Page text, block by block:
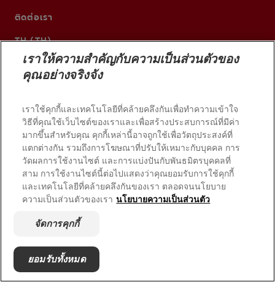
ติดต่อเรา
TH (TH)
© 2026 บริษัท คอลเกต-ปาล์มโอลีฟ สงวนลิขสิทธิ์
เงื่อนไขการใช้งาน
จัดการสิทธิ์ข้อมูลของฉัน
จัดการคุกกี้
เราให้ความสำคัญกับความเป็นส่วนตัวของ
คุณอย่างจริงจัง
เราใช้คุกกี้และเทคโนโลยีที่คล้ายคลึงกันเพื่อทำความเข้าใจ
วิธีที่คุณใช้เว็บไซต์ของเราและเพื่อสร้างประสบการณ์ที่มีค่า
มากขึ้นสำหรับคุณ คุกกี้เหล่านี้อาจถูกใช้เพื่อวัตถุประสงค์ที่
แตกต่างกัน รวมถึงการโฆษณาที่ปรับให้เหมาะกับบุคคล การ
วัดผลการใช้งานไซต์ และการแบ่งปันกับพันธมิตรบุคคลที่
สาม การใช้งานไซต์นี้ต่อไปแสดงว่าคุณยอมรับการใช้คุกกี้
และเทคโนโลยีที่คล้ายคลึงกันของเรา ตลอดจนนโยบาย
ความเป็นส่วนตัวของเรา นโยบายความเป็นส่วนตัว
จัดการคุกกี้
ยอมรับทั้งหมด